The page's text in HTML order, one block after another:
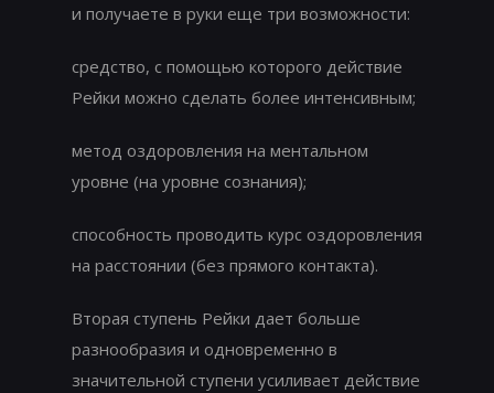
и получаете в руки еще три возможности:
средство, с помощью которого действие
Рейки можно сделать более интенсивным;
метод оздоровления на ментальном
уровне (на уровне сознания);
способность проводить курс оздоровления
на расстоянии (без прямого контакта).
Вторая ступень Рейки дает больше
разнообразия и одновременно в
значительной ступени усиливает действие